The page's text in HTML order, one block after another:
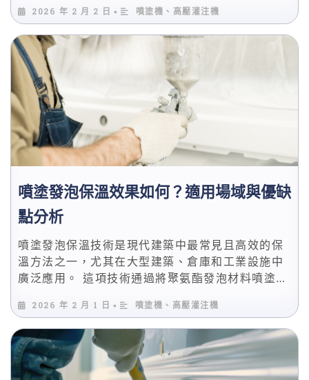
程，是現代 PU 噴塗施工不可或缺的關鍵角色。 對
於工程端與設備選型者而言，真正影響施工品質的
從來不是「能不能噴」，而是設備如何混合、如何
控制壓力與溫度，以及是否能穩定輸出一致的發泡
品質。 本篇將從實務角度出發，說明噴塗泡沫機的
運作原理、核心結構，以及使用時最容易被忽略的
關鍵重點
2026 年 2 月 2 日 • 噴塗機、高壓灌注機
噴塗發泡保溫效果如何？適用場域與優缺
點分析
噴塗發泡保溫技術是現代建築中最常見且高效的保
溫方法之一，尤其在大型建築、倉庫和工業設施中
廣泛應用。 這項技術通過將聚氨酯發泡材料噴塗到
供極佳的隔熱效果，還能有效減少能源消耗，提升
結構穩定性。這篇文章將探討噴塗發泡保溫的工作
原理、應用場景、優缺點，以及如何根據不同需求
選擇合適的設備。 隨著環保意識的提升，建築領域
對於能效和可持續發展的要求越來越高，這使得聚
2026 年 2 月 1 日 • 噴塗機、高壓灌注機